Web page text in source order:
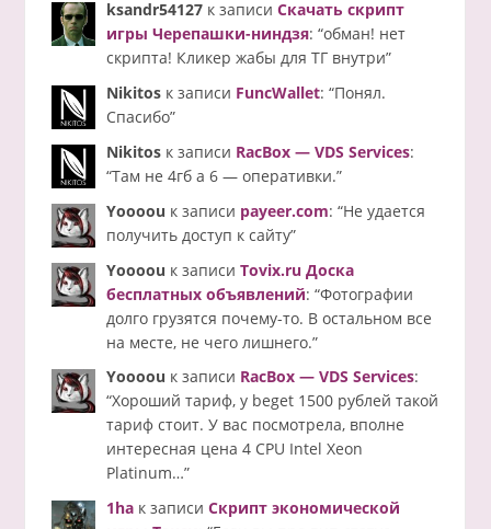
ksandr54127к записи Скачать скрипт
игры Черепашки-ниндзя: “обман! нет
скрипта! Кликер жабы для ТГ внутри”
Nikitosк записи FuncWallet: “Понял.
Спасибо”
Nikitosк записи RacBox — VDS Services:
“Там не 4гб а 6 — оперативки.”
Yoooou к записи payeer.com: “Не удается
получить доступ к сайту”
Yoooou к записи Tovix.ru Доска
бесплатных объявлений: “Фотографии
долго грузятся почему-то. В остальном все
на месте, не чего лишнего.”
Yoooou к записи RacBox — VDS Services:
“Хороший тариф, у beget 1500 рублей такой
тариф стоит. У вас посмотрела, вполне
интересная цена 4 CPU Intel Xeon
Platinum…”
1haк записи Скрипт экономической